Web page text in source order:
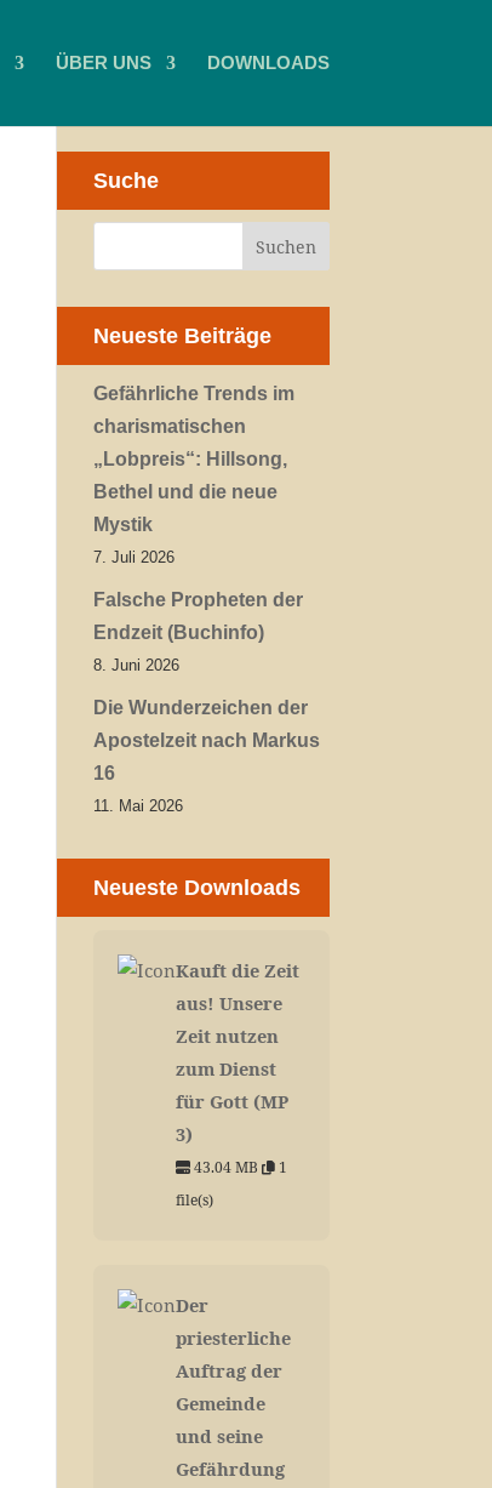
ÜBER UNS DOWNLOADS
Suche
Neueste Beiträge
Gefährliche Trends im
charismatischen
„Lobpreis“: Hillsong,
Bethel und die neue
Mystik
7. Juli 2026
Falsche Propheten der
Endzeit (Buchinfo)
8. Juni 2026
Die Wunderzeichen der
Apostelzeit nach Markus
16
11. Mai 2026
Neueste Downloads
Kauft die Zeit
aus! Unsere
Zeit nutzen
zum Dienst
für Gott (MP
3)
43.04 MB
1
file(s)
Der
priesterliche
Auftrag der
Gemeinde
und seine
Gefährdung